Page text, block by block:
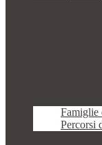
Famiglie
Percorsi